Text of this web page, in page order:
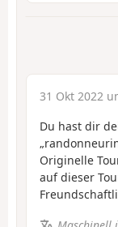
31 Okt 2022
Du hast dir
Originelle
auf dieser